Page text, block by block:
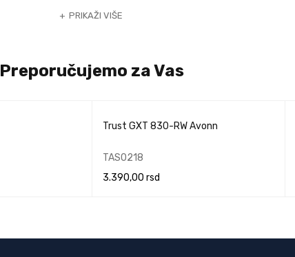
PRIKAŽI VIŠE
Preporučujemo za Vas
Trust GXT 830-RW Avonn
TAS0218
3.390,00 rsd